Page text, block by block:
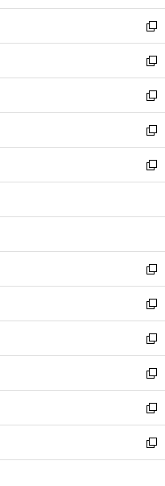
開
く
ウ
で
開
く
ン
ド
ウ
で
開
く
ウ
ィ
ン
ド
ウ
で
開
く
新
し
い
ウ
ィ
ン
ド
ウ
で
開
新
し
い
ウ
ィ
ン
ド
ウ
開
新
し
い
ウ
ィ
ン
ウ
開
く
新
し
い
ウ
ン
ウ
で
開
く
新
し
ウ
ン
ド
ウ
で
開
く
新
し
い
ウ
ィ
ン
ド
ウ
で
開
く
新
し
い
ウ
ィ
ン
ド
ウ
で
開
新
し
い
ウ
ィ
ン
ド
ウ
新
し
い
ウ
ィ
ン
新
し
い
ウ
新
し